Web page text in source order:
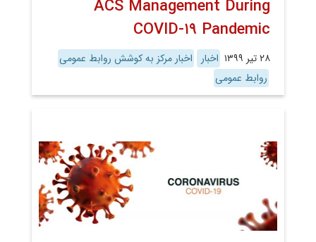
ACS Management During
COVID-۱۹ Pandemic
۲۸ تیر ۱۳۹۹ اخبار
اخبار مرکز به کوشش روابط عمومی
روابط عمومی